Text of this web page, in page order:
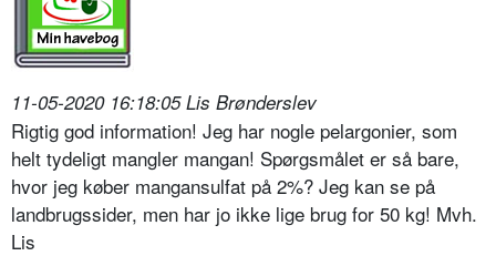
11-05-2020 16:18:05 Lis Brønderslev
Rigtig god information! Jeg har nogle pelargonier, som
helt tydeligt mangler mangan! Spørgsmålet er så bare,
hvor jeg køber mangansulfat på 2%? Jeg kan se på
landbrugssider, men har jo ikke lige brug for 50 kg! Mvh.
Lis